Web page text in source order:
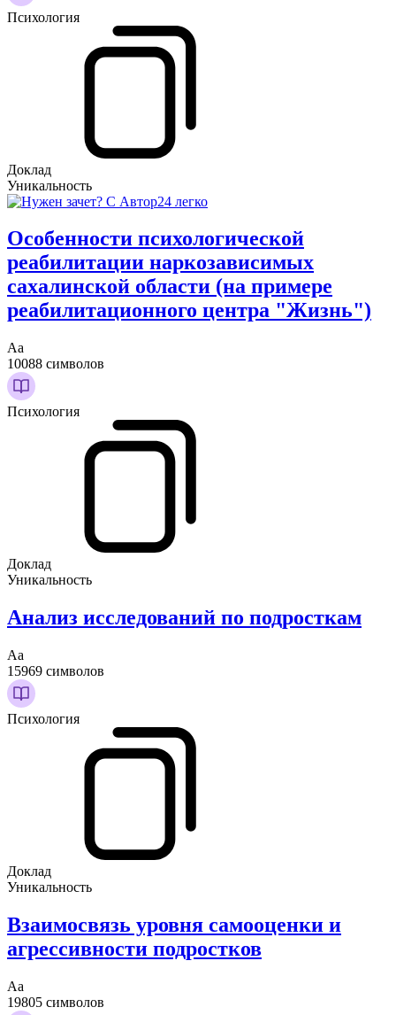
Психология
Доклад
Уникальность
Особенности психологической
реабилитации наркозависимых
сахалинской области (на примере
реабилитационного центра "Жизнь")
Аа
10088 символов
Психология
Доклад
Уникальность
Анализ исследований по подросткам
Аа
15969 символов
Психология
Доклад
Уникальность
Взаимосвязь уровня самооценки и
агрессивности подростков
Аа
19805 символов